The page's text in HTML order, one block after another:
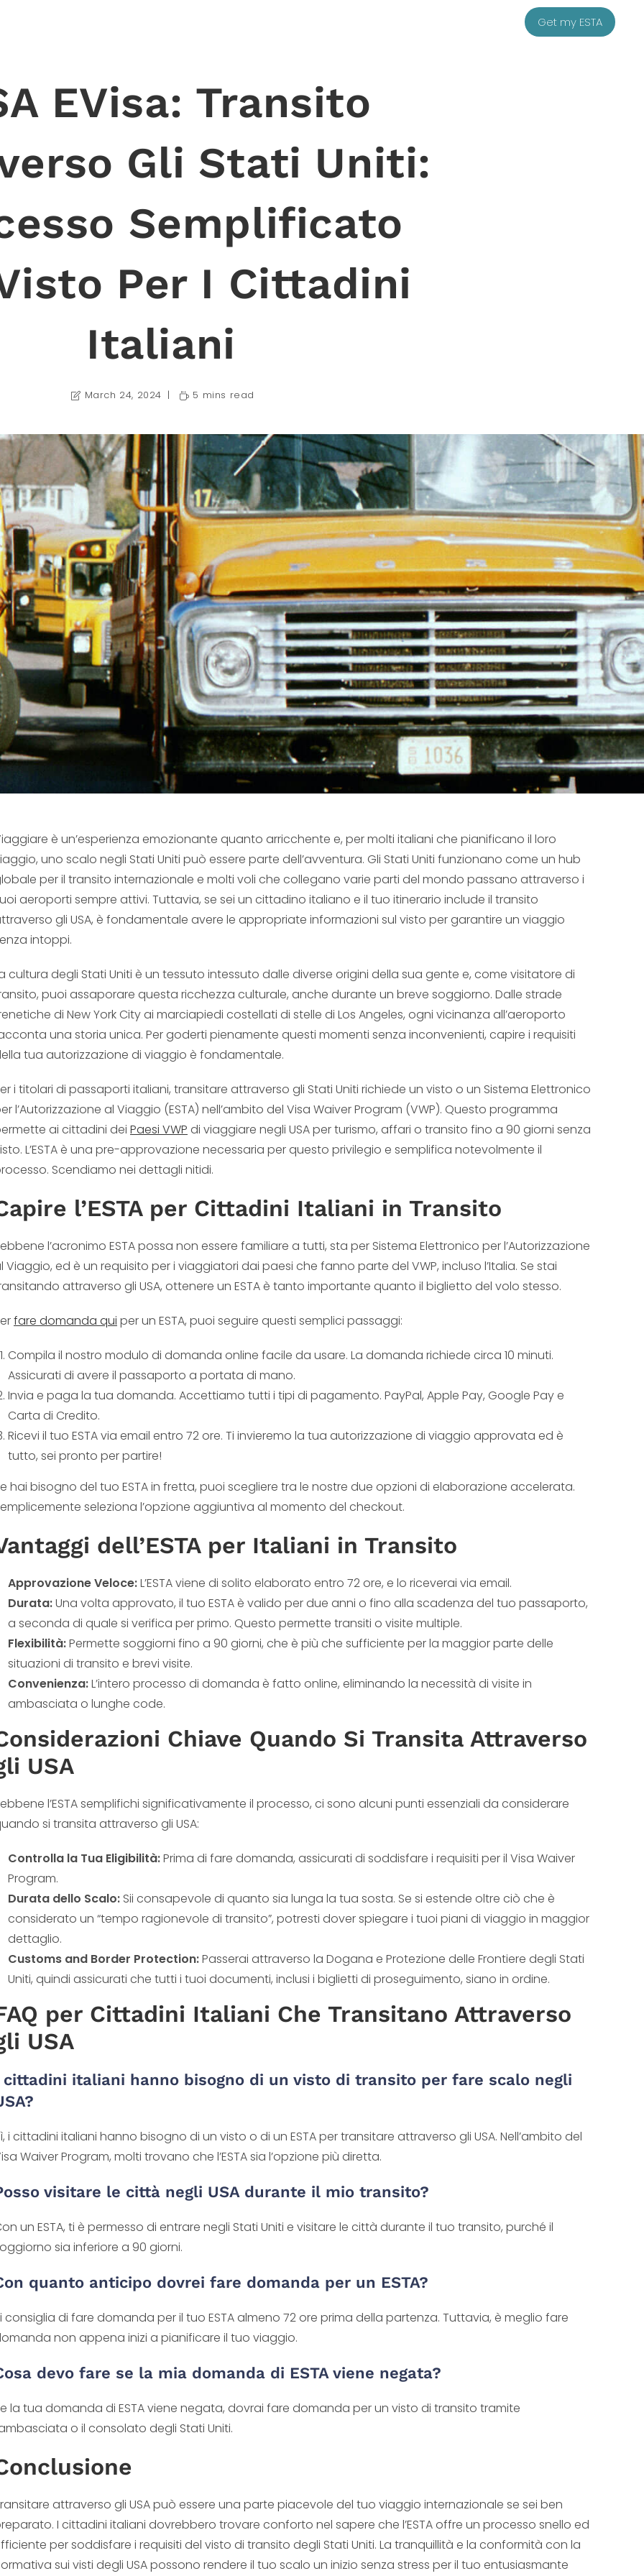
Get my ESTA
EVisa: Transito
Gli Stati Uniti:
Semplificato
Per I Cittadini
Italiani
March 24, 2024 5 mins read
è un’esperienza emozionante quanto arricchente e, per molti italiani che pianificano il loro
uno scalo negli Stati Uniti può essere parte dell’avventura. Gli Stati Uniti funzionano come un hub
per il transito internazionale e molti voli che collegano varie parti del mondo passano attraverso i
aeroporti sempre attivi. Tuttavia, se sei un cittadino italiano e il tuo itinerario include il transito
gli USA, è fondamentale avere le appropriate informazioni sul visto per garantire un viaggio
intoppi.
cultura degli Stati Uniti è un tessuto intessuto dalle diverse origini della sua gente e, come visitatore di
puoi assaporare questa ricchezza culturale, anche durante un breve soggiorno. Dalle strade
di New York City ai marciapiedi costellati di stelle di Los Angeles, ogni vicinanza all’aeroporto
una storia unica. Per goderti pienamente questi momenti senza inconvenienti, capire i requisiti
tua autorizzazione di viaggio è fondamentale.
i titolari di passaporti italiani, transitare attraverso gli Stati Uniti richiede un visto o un Sistema Elettronico
l’Autorizzazione al Viaggio (ESTA) nell’ambito del Visa Waiver Program (VWP). Questo programma
ai cittadini dei Paesi VWP di viaggiare negli USA per turismo, affari o transito fino a 90 giorni senza
L’ESTA è una pre-approvazione necessaria per questo privilegio e semplifica notevolmente il
Scendiamo nei dettagli nitidi.
l’ESTA per Cittadini Italiani in Transito
l’acronimo ESTA possa non essere familiare a tutti, sta per Sistema Elettronico per l’Autorizzazione
Viaggio, ed è un requisito per i viaggiatori dai paesi che fanno parte del VWP, incluso l’Italia. Se stai
attraverso gli USA, ottenere un ESTA è tanto importante quanto il biglietto del volo stesso.
fare domanda qui per un ESTA, puoi seguire questi semplici passaggi:
Compila il nostro modulo di domanda online facile da usare. La domanda richiede circa 10 minuti.
Assicurati di avere il passaporto a portata di mano.
Invia e paga la tua domanda. Accettiamo tutti i tipi di pagamento. PayPal, Apple Pay, Google Pay e
Carta di Credito.
Ricevi il tuo ESTA via email entro 72 ore. Ti invieremo la tua autorizzazione di viaggio approvata ed è
tutto, sei pronto per partire!
hai bisogno del tuo ESTA in fretta, puoi scegliere tra le nostre due opzioni di elaborazione accelerata.
seleziona l’opzione aggiuntiva al momento del checkout.
dell’ESTA per Italiani in Transito
Approvazione Veloce:L’ESTA viene di solito elaborato entro 72 ore, e lo riceverai via email.
Durata:Una volta approvato, il tuo ESTA è valido per due anni o fino alla scadenza del tuo passaporto,
a seconda di quale si verifica per primo. Questo permette transiti o visite multiple.
Flexibilità:Permette soggiorni fino a 90 giorni, che è più che sufficiente per la maggior parte delle
situazioni di transito e brevi visite.
Convenienza:L’intero processo di domanda è fatto online, eliminando la necessità di visite in
ambasciata o lunghe code.
Chiave Quando Si Transita Attraverso
USA
l’ESTA semplifichi significativamente il processo, ci sono alcuni punti essenziali da considerare
si transita attraverso gli USA:
Controlla la Tua Eligibilità:Prima di fare domanda, assicurati di soddisfare i requisiti per il Visa Waiver
Program.
Durata dello Scalo: Sii consapevole di quanto sia lunga la tua sosta. Se si estende oltre ciò che è
considerato un “tempo ragionevole di transito”, potresti dover spiegare i tuoi piani di viaggio in maggior
dettaglio.
Customs and Border Protection:Passerai attraverso la Dogana e Protezione delle Frontiere degli Stati
Uniti, quindi assicurati che tutti i tuoi documenti, inclusi i biglietti di proseguimento, siano in ordine.
per Cittadini Italiani Che Transitano Attraverso
USA
cittadini italiani hanno bisogno di un visto di transito per fare scalo negli
i cittadini italiani hanno bisogno di un visto o di un ESTA per transitare attraverso gli USA. Nell’ambito del
Waiver Program, molti trovano che l’ESTA sia l’opzione più diretta.
visitare le città negli USA durante il mio transito?
un ESTA, ti è permesso di entrare negli Stati Uniti e visitare le città durante il tuo transito, purché il
sia inferiore a 90 giorni.
quanto anticipo dovrei fare domanda per un ESTA?
consiglia di fare domanda per il tuo ESTA almeno 72 ore prima della partenza. Tuttavia, è meglio fare
non appena inizi a pianificare il tuo viaggio.
devo fare se la mia domanda di ESTA viene negata?
la tua domanda di ESTA viene negata, dovrai fare domanda per un visto di transito tramite
o il consolato degli Stati Uniti.
attraverso gli USA può essere una parte piacevole del tuo viaggio internazionale se sei ben
I cittadini italiani dovrebbero trovare conforto nel sapere che l’ESTA offre un processo snello ed
per soddisfare i requisiti del visto di transito degli Stati Uniti. La tranquillità e la conformità con la
sui visti degli USA possono rendere il tuo scalo un inizio senza stress per il tuo entusiasmante